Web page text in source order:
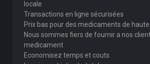
locale
Transactions en ligne sécurisées
Prix bas pour des medicaments de
Nous sommes fiers de fournir a nos
medicament
Economisez temps et couts